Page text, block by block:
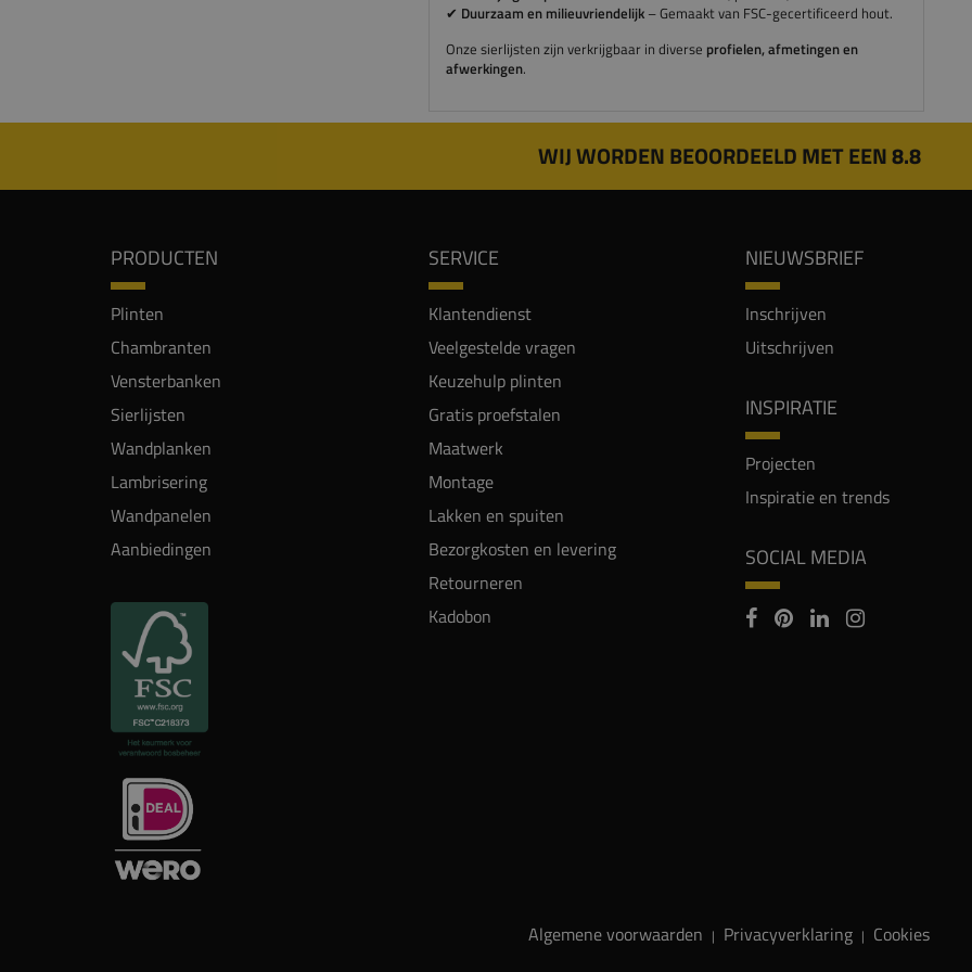
✔ Duurzaam en milieuvriendelijk– Gemaakt van FSC-gecertificeerd hout.
Onze sierlijsten zijn verkrijgbaar in diverse profielen, afmetingen en
afwerkingen.
WIJ WORDEN BEOORDEELD MET EEN 8.8
PRODUCTEN
Plinten
Chambranten
Vensterbanken
Sierlijsten
Wandplanken
Lambrisering
Wandpanelen
Aanbiedingen
SERVICE
Klantendienst
Veelgestelde vragen
Keuzehulp plinten
Gratis proefstalen
Maatwerk
Montage
Lakken en spuiten
Bezorgkosten en levering
Retourneren
Kadobon
NIEUWSBRIEF
Inschrijven
Uitschrijven
INSPIRATIE
Projecten
Inspiratie en trends
SOCIAL MEDIA
Algemene voorwaarden | Privacyverklaring | Cookies